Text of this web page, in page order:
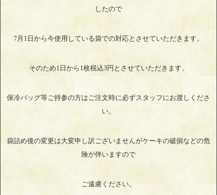
したので
7月1日から今使用している袋での対応とさせていただきます。
そのため1日から1枚税込3円とさせていただきます。
保冷バッグ等ご持参の方はご注文時に必ずスタッフにお渡しくださ
い。
袋詰め後の変更は大変申し訳ございませんがケーキの破損などの危
険が伴いますので
ご遠慮ください。